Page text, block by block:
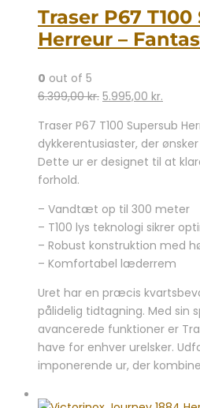
Traser P67
Herreur –
0 out of 5
6.399,00kr. Den
pris
var:
6.399,00 kr..
5.995,00 kr.
pris
er:
Traser P67 T100 Supersub
dykkerentusiaster, der
Dette ur er designet til at
forhold.
– Vandtæt op til 300 meter
– T100 lys teknologi sikrer
– Robust konstruktion med
– Komfortabel læderrem
Uret har en præcis
pålidelig tidtagning. Med sin
avancerede funktioner er
have for enhver urelsker.
imponerende ur, der